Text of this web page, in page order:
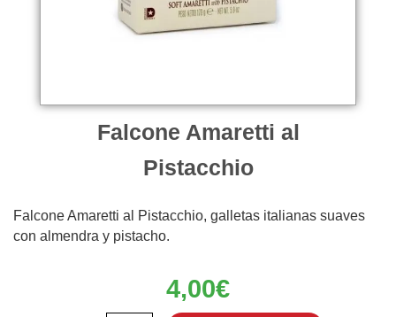
Falcone Amaretti al
Pistacchio
Falcone Amaretti al Pistacchio, galletas italianas suaves
con almendra y pistacho.
4,00€